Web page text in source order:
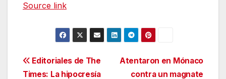
Source link
Navegación
Atentaron en Mónaco
contra un magnate
Editoriales de The
Times: La hipocresía